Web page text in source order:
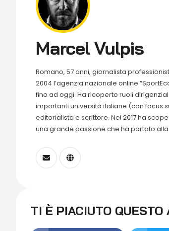
Marcel Vulpis
Romano, 57 anni, giornalista
2004 l’agenzia nazionale online
fino ad oggi. Ha ricoperto ruoli
importanti università italiane (con focus
editorialista e scrittore. Nel 2017 ha
una grande passione che ha portato
TI È PIACIUTO QUESTO